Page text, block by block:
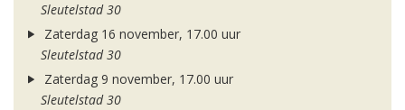
Sleutelstad 30
Zaterdag 16 november, 17.00 uur
Sleutelstad 30
Zaterdag 9 november, 17.00 uur
Sleutelstad 30